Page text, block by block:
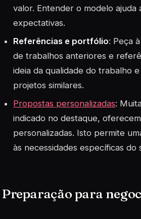
valor. Entender o modelo ajuda
expectativas.
Referências e portfólio: Peça
de trabalhos anteriores e
ideia da qualidade do trabalho
projetos similares.
Propostas personalizadas:
indicado no destaque,
personalizadas. Isto permite
às necessidades específicas do
Preparação para